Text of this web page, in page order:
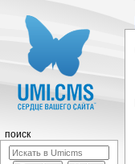
поиск